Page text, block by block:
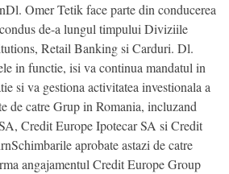
Omer Tetik face parte din conducerea
de-a lungul timpului Diviziile
Retail Banking si Carduri. Dl.
in functie, isi va continua mandatul in
si va gestiona activitatea investionala a
de catre Grup in Romania, incluzand
Credit Europe Ipotecar SA si Credit
aprobate astazi de catre
angajamentul Credit Europe Group